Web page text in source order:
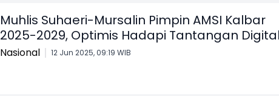
Muhlis Suhaeri-Mursalin Pimpin AMSI Kalbar
2025-2029, Optimis Hadapi Tantangan
Nasional 12 Jun 2025, 09:19 WIB